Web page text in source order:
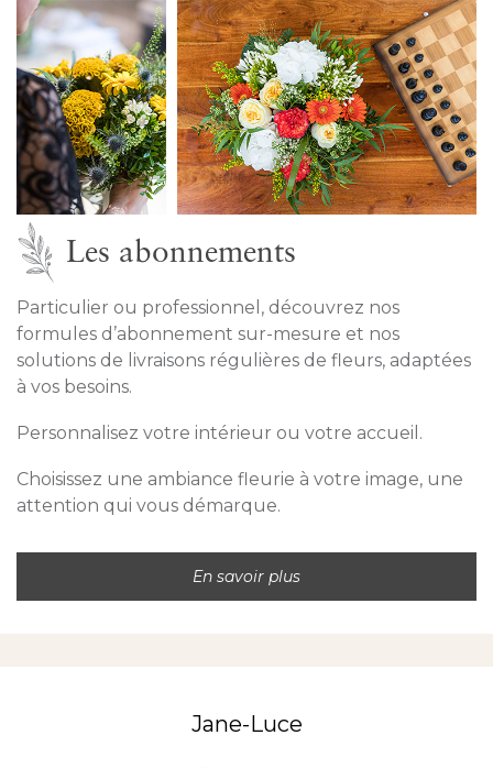
Les abonnements
Particulier ou professionnel, découvrez nos
formules d’abonnement sur-mesure et nos
solutions de livraisons régulières de fleurs, adaptées
à vos besoins.
Personnalisez votre intérieur ou votre accueil.
Choisissez une ambiance fleurie à votre image, une
attention qui vous démarque.
En savoir plus
Jane-Luce